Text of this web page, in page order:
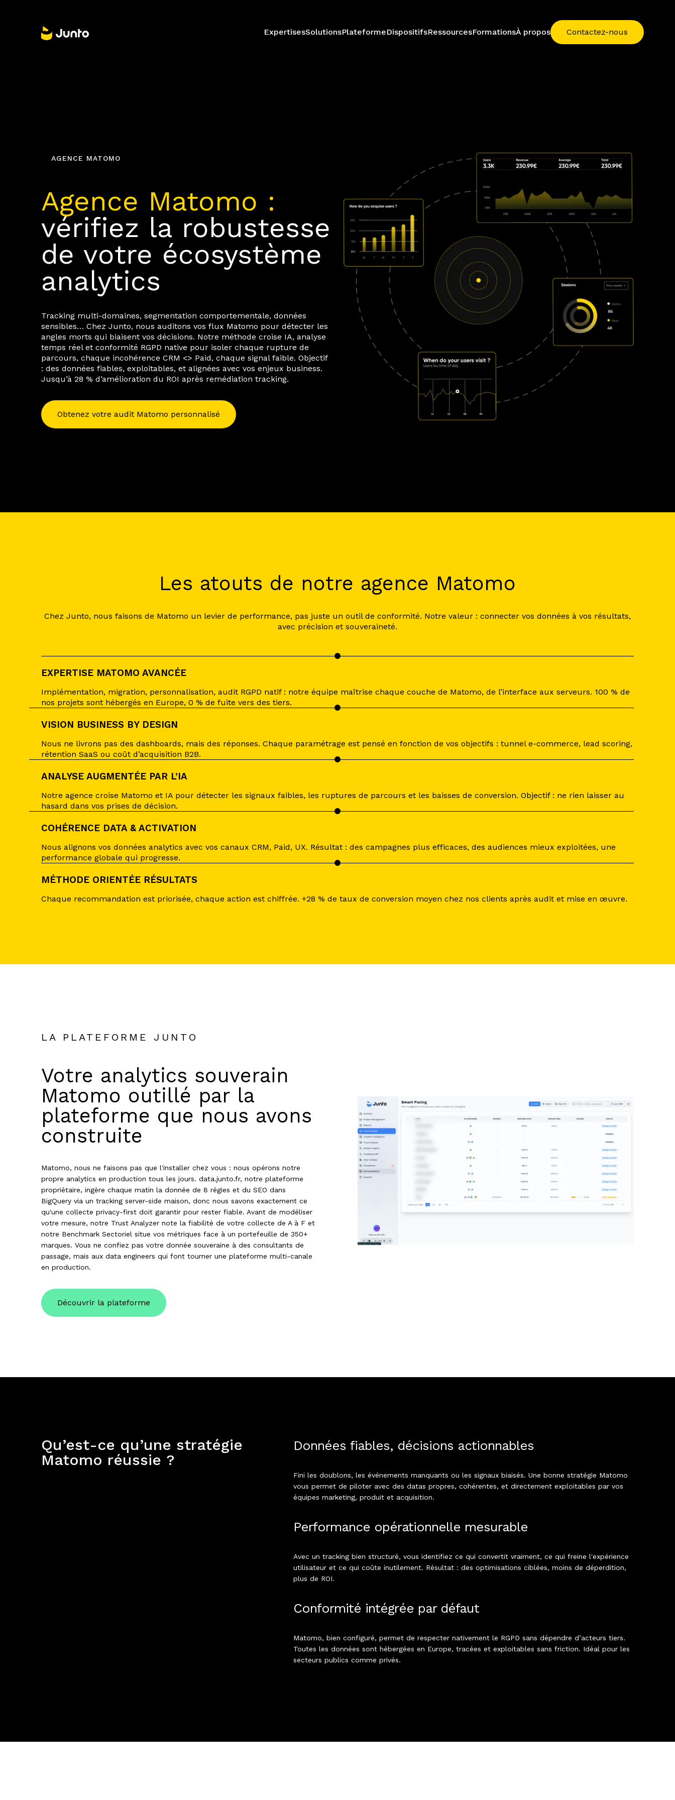
ExpertisesSolutionsPlateformeDispositifsRessourcesFormationsÀ propos Contactez-nous
AGENCE MATOMO
Agence Matomo :
vérifiez la robustesse
de votre écosystème
analytics
Tracking multi-domaines, segmentation comportementale, données
sensibles… Chez Junto, nous auditons vos flux Matomo pour détecter les
angles morts qui biaisent vos décisions. Notre méthode croise IA, analyse
temps réel et conformité RGPD native pour isoler chaque rupture de
parcours, chaque incohérence CRM <> Paid, chaque signal faible. Objectif
: des données fiables, exploitables, et alignées avec vos enjeux business.
Jusqu’à 28 % d’amélioration du ROI après remédiation tracking.
Obtenez votre audit Matomo personnalisé
Les atouts de notre agence Matomo
Chez Junto, nous faisons de Matomo un levier de performance, pas juste un outil de conformité. Notre valeur : connecter vos données à vos résultats,
avec précision et souveraineté.
EXPERTISE MATOMO AVANCÉE
Implémentation, migration, personnalisation, audit RGPD natif : notre équipe maîtrise chaque couche de Matomo, de l’interface aux serveurs. 100 % de
nos projets sont hébergés en Europe, 0 % de fuite vers des tiers.
VISION BUSINESS BY DESIGN
Nous ne livrons pas des dashboards, mais des réponses. Chaque paramétrage est pensé en fonction de vos objectifs : tunnel e-commerce, lead scoring,
rétention SaaS ou coût d’acquisition B2B.
ANALYSE AUGMENTÉE PAR L’IA
Notre agence croise Matomo et IA pour détecter les signaux faibles, les ruptures de parcours et les baisses de conversion. Objectif : ne rien laisser au
hasard dans vos prises de décision.
COHÉRENCE DATA & ACTIVATION
Nous alignons vos données analytics avec vos canaux CRM, Paid, UX. Résultat : des campagnes plus efficaces, des audiences mieux exploitées, une
performance globale qui progresse.
MÉTHODE ORIENTÉE RÉSULTATS
Chaque recommandation est priorisée, chaque action est chiffrée. +28 % de taux de conversion moyen chez nos clients après audit et mise en œuvre.
LA PLATEFORME JUNTO
Votre analytics souverain
Matomo outillé par la
plateforme que nous avons
construite
Matomo, nous ne faisons pas que l'installer chez vous : nous opérons notre
propre analytics en production tous les jours. data.junto.fr, notre plateforme
propriétaire, ingère chaque matin la donnée de 8 régies et du SEO dans
BigQuery via un tracking server-side maison, donc nous savons exactement ce
qu'une collecte privacy-first doit garantir pour rester fiable. Avant de modéliser
votre mesure, notre Trust Analyzer note la fiabilité de votre collecte de A à F et
notre Benchmark Sectoriel situe vos métriques face à un portefeuille de 350+
marques. Vous ne confiez pas votre donnée souveraine à des consultants de
passage, mais aux data engineers qui font tourner une plateforme multi-canale
en production.
Découvrir la plateforme
Qu’est-ce qu’une stratégie
Matomo réussie ?
Données fiables, décisions actionnables
Fini les doublons, les événements manquants ou les signaux biaisés. Une bonne stratégie Matomo
vous permet de piloter avec des datas propres, cohérentes, et directement exploitables par vos
équipes marketing, produit et acquisition.
Performance opérationnelle mesurable
Avec un tracking bien structuré, vous identifiez ce qui convertit vraiment, ce qui freine l'expérience
utilisateur et ce qui coûte inutilement. Résultat : des optimisations ciblées, moins de déperdition,
plus de ROI.
Conformité intégrée par défaut
Matomo, bien configuré, permet de respecter nativement le RGPD sans dépendre d’acteurs tiers.
Toutes les données sont hébergées en Europe, tracées et exploitables sans friction. Idéal pour les
secteurs publics comme privés.